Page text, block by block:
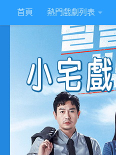
Skip to content
首頁 熱門戲劇列表